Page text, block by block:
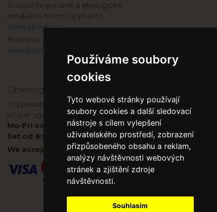
Používáme soubory
cookies
Tyto webové stránky používají
soubory cookies a další sledovací
nástroje s cílem vylepšení
uživatelského prostředí, zobrazení
přizpůsobeného obsahu a reklam,
analýzy návštěvnosti webových
stránek a zjištění zdroje
návštěvnosti.
Souhlasím
Svazu integrované a ekologické
produkce hroznů a vína o.s.
www.ekovin.cz
Bratrstva vinařů a kopáčů 1737
www.bratrstvo1737.cz
Opening hours
It is possible to buy wine directly at the winery, after
phone agreement:
Mo-Fri od 8:00 do 17:00
Sat od 8:00-11:00
We accept cards both on E-shop and in winery.